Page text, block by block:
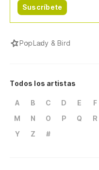
Suscríbete
PopLady & Bird
Todos los artistas
A B C D E F
M
N O P Q R
Y
Z #